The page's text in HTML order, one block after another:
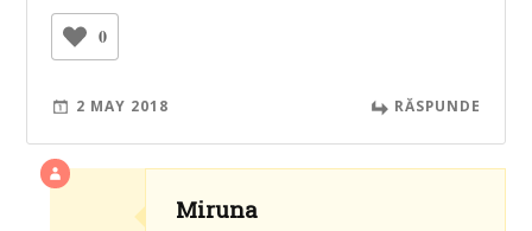
0
2 MAY 2018 RĂSPUNDE
Miruna